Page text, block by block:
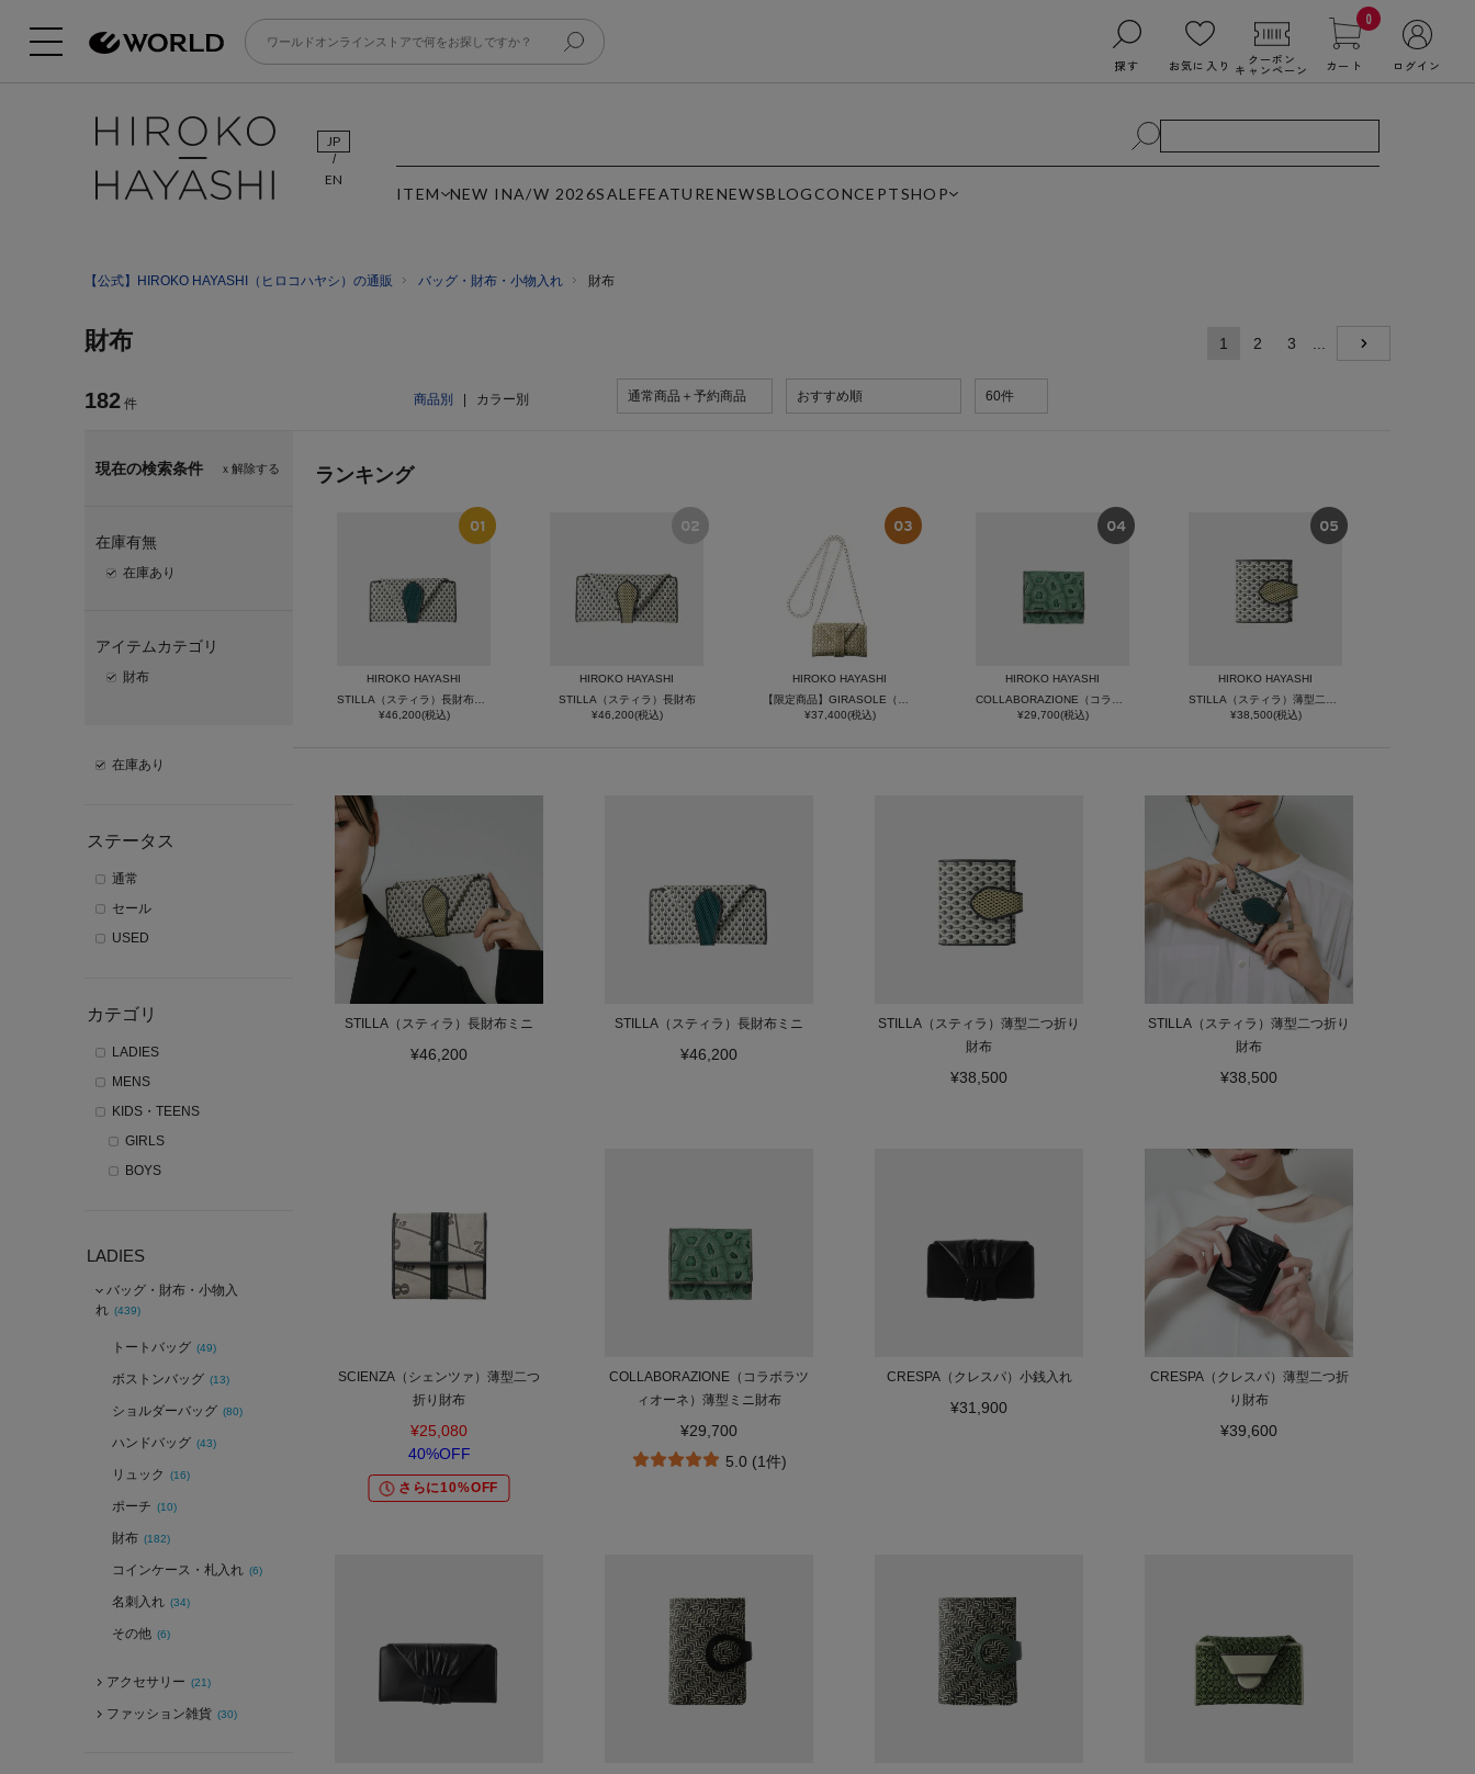
探す お気に入り クーポン
キャンペーン
0
カート ログイン
JP
EN
ITEM NEW INA/W 2026SALEFEATURENEWSBLOG CONCEPTSHOP
【公式】HIROKO HAYASHI（ヒロコハヤシ）の通販 バッグ・財布・小物入れ 財布
財布
182 件 商品別 カラー別 通常商品＋予約商品 おすすめ順 60件
1 2 3
ｘ解除する
現在の検索条件
在庫有無
在庫あり
アイテムカテゴリ
財布
在庫あり
ステータス
通常
セール
USED
カテゴリ
LADIES
MENS
KIDS・TEENS
GIRLS
BOYS
LADIES
バッグ・財布・小物入
れ (439)
トートバッグ (49)
ボストンバッグ (13)
ショルダーバッグ (80)
ハンドバッグ (43)
リュック (16)
ポーチ (10)
財布 (182)
コインケース・札入れ (6)
名刺入れ (34)
その他 (6)
アクセサリー (21)
ファッション雑貨 (30)
ランキング
HIROKO HAYASHI
¥46,200(税込)
HIROKO HAYASHI
STILLA（スティラ）長財布
¥46,200(税込)
HIROKO HAYASHI
¥37,400(税込)
HIROKO HAYASHI
¥29,700(税込)
HIROKO HAYASHI
¥38,500(税込)
STILLA（スティラ）長財布ミニ
¥46,200
STILLA（スティラ）長財布ミニ
¥46,200
STILLA（スティラ）薄型二つ折り
財布
¥38,500
STILLA（スティラ）薄型二つ折り
財布
¥38,500
SCIENZA（シェンツァ）薄型二つ
折り財布
¥25,080
40%OFF
さらに10%OFF
COLLABORAZIONE（コラボラツ
ィオーネ）薄型ミニ財布
¥29,700
5.0 (1件)
CRESPA（クレスパ）小銭入れ
¥31,900
CRESPA（クレスパ）薄型二つ折
り財布
¥39,600